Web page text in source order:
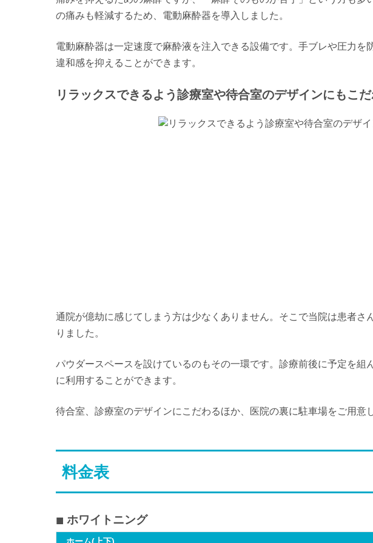
の痛みも軽減するため、電動麻酔器を導入しました。
電動麻酔器は一定速度で麻酔液を注入できる設備です。手ブレや圧力
違和感を抑えることができます。
リラックスできるよう診療室や待合室のデザインにもこ
通院が億劫に感じてしまう方は少なくありません。そこで当院は患者さ
りました。
パウダースペースを設けているのもその一環です。診療前後に予定を組
に利用することができます。
待合室、診療室のデザインにこだわるほか、医院の裏に駐車場をご用意
料金表
ホワイトニング